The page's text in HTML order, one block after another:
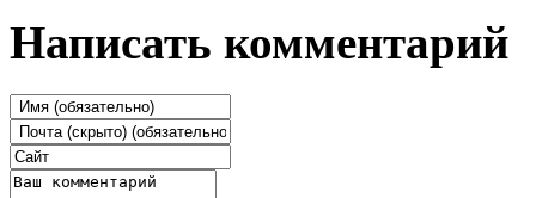
Написать комментарий